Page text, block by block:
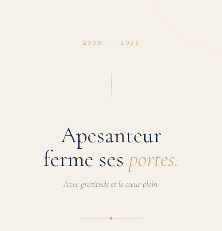
2009 — 2025
Apesanteur
ferme ses portes.
Avec gratitude et le cœur plein.